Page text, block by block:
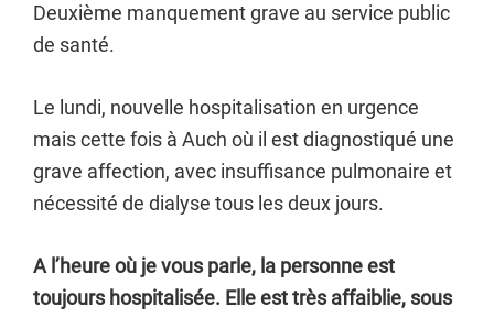
Deuxième manquement grave au service public
de santé.
Le lundi, nouvelle hospitalisation en urgence
mais cette fois à Auch où il est diagnostiqué une
grave affection, avec insuffisance pulmonaire et
nécessité de dialyse tous les deux jours.
A l’heure où je vous parle, la personne est
toujours hospitalisée. Elle est très affaiblie, sous